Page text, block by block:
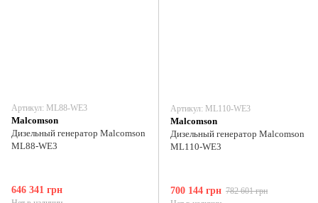
Артикул: ML88-WE3
Malcomson
Дизельный генератор Malcomson
ML88-WE3
646 341 грн
Артикул: ML110-WE3
Malcomson
Дизельный генератор Malcomson
ML110-WE3
700 144 грн 782 601 грн